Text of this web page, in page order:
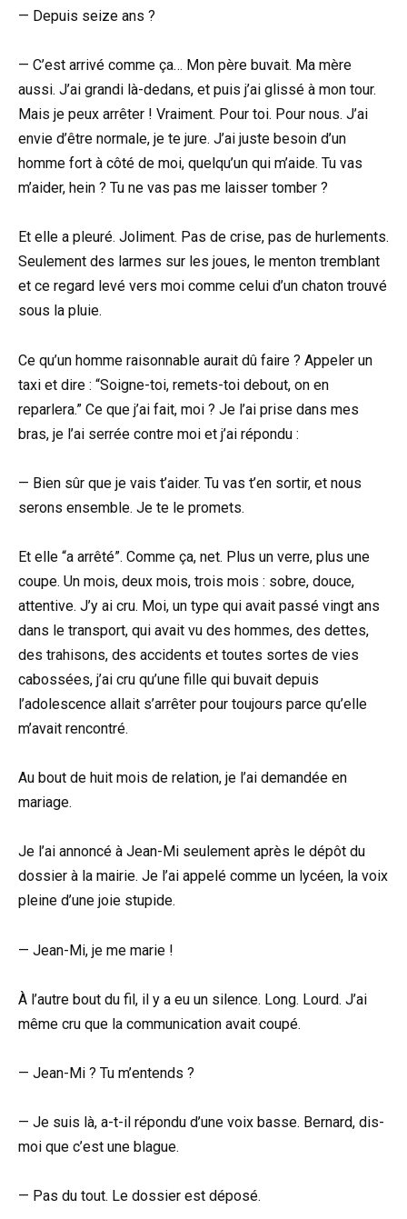
— Depuis seize ans ?
— C’est arrivé comme ça… Mon père buvait. Ma mère
aussi. J’ai grandi là-dedans, et puis j’ai glissé à mon tour.
Mais je peux arrêter ! Vraiment. Pour toi. Pour nous. J’ai
envie d’être normale, je te jure. J’ai juste besoin d’un
homme fort à côté de moi, quelqu’un qui m’aide. Tu vas
m’aider, hein ? Tu ne vas pas me laisser tomber ?
Et elle a pleuré. Joliment. Pas de crise, pas de hurlements.
Seulement des larmes sur les joues, le menton tremblant
et ce regard levé vers moi comme celui d’un chaton trouvé
sous la pluie.
Ce qu’un homme raisonnable aurait dû faire ? Appeler un
taxi et dire : “Soigne-toi, remets-toi debout, on en
reparlera.” Ce que j’ai fait, moi ? Je l’ai prise dans mes
bras, je l’ai serrée contre moi et j’ai répondu :
— Bien sûr que je vais t’aider. Tu vas t’en sortir, et nous
serons ensemble. Je te le promets.
Et elle “a arrêté”. Comme ça, net. Plus un verre, plus une
coupe. Un mois, deux mois, trois mois : sobre, douce,
attentive. J’y ai cru. Moi, un type qui avait passé vingt ans
dans le transport, qui avait vu des hommes, des dettes,
des trahisons, des accidents et toutes sortes de vies
cabossées, j’ai cru qu’une fille qui buvait depuis
l’adolescence allait s’arrêter pour toujours parce qu’elle
m’avait rencontré.
Au bout de huit mois de relation, je l’ai demandée en
mariage.
Je l’ai annoncé à Jean-Mi seulement après le dépôt du
dossier à la mairie. Je l’ai appelé comme un lycéen, la voix
pleine d’une joie stupide.
— Jean-Mi, je me marie !
À l’autre bout du fil, il y a eu un silence. Long. Lourd. J’ai
même cru que la communication avait coupé.
— Jean-Mi ? Tu m’entends ?
— Je suis là, a-t-il répondu d’une voix basse. Bernard, dis-
moi que c’est une blague.
— Pas du tout. Le dossier est déposé.